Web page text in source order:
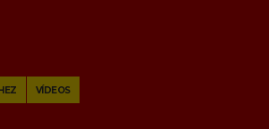
VÍDEOS